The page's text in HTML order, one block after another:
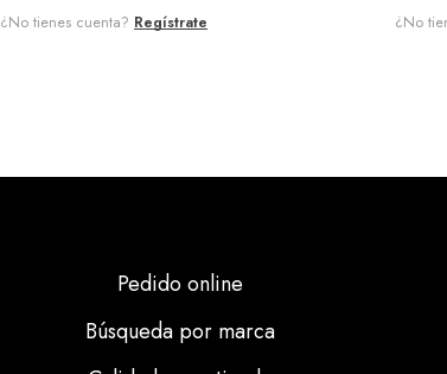
¿No tienes cuenta? Regístrate ¿No
Pedido online
Búsqueda por marca